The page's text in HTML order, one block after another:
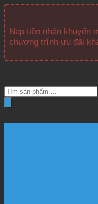
Nạp tiền nhận khuyến
chương trình ưu đãi
Tìm
kiếm
sản